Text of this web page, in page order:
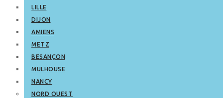
LILLE
DIJON
AMIENS
METZ
BESANÇON
MULHOUSE
NANCY
NORD OUEST